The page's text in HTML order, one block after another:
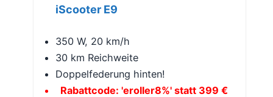
iScooter E9
350 W, 20 km/h
30 km Reichweite
Doppelfederung hinten!
Rabattcode: 'eroller8%' statt 399 €